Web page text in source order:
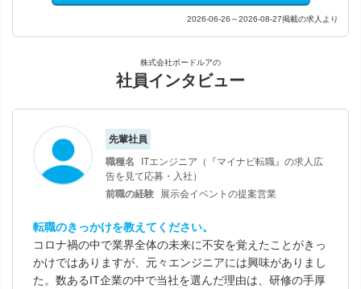
2026-06-26～2026-08-27掲載の求人より
株式会社ボードルアの
社員インタビュー
先輩社員
職種名
ITエンジニア（『マイナビ転職』の求人広
告を見て応募・入社）
前職の経験
展示会イベントの提案営業
転職のきっかけを教えてください。
コロナ禍の中で業界全体の未来に不安を覚えたことがきっ
かけではありますが、元々エンジニアには興味がありまし
た。数あるIT企業の中で当社を選んだ理由は、研修の手厚